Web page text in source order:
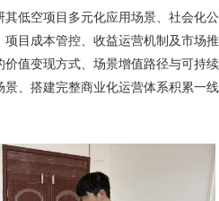
低空项目多元化应用场景、社会化公
目成本管控、收益运营机制及市场推
值变现方式、场景增值路径与可持续
、搭建完整商业化运营体系积累一线